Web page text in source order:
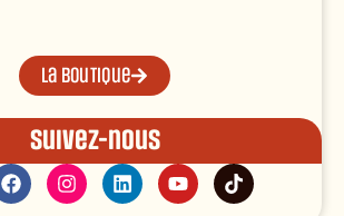
La boutique
Suivez-nous